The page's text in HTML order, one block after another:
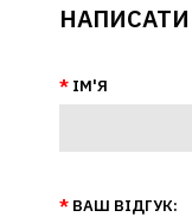
ІМ'Я
ВАШ ВІДГУК: